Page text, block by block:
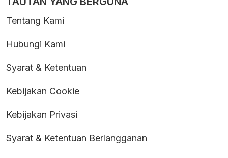
Tentang Kami
Hubungi Kami
Syarat & Ketentuan
Kebijakan Cookie
Kebijakan Privasi
Syarat & Ketentuan Berlangganan